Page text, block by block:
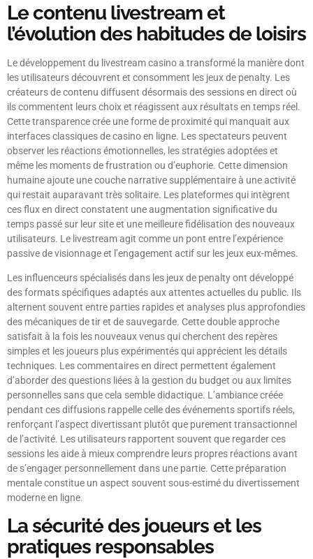
Le contenu livestream et
l’évolution des habitudes de loisirs
Le développement du livestream casino a transformé la manière dont
les utilisateurs découvrent et consomment les jeux de penalty. Les
créateurs de contenu diffusent désormais des sessions en direct où
ils commentent leurs choix et réagissent aux résultats en temps réel.
Cette transparence crée une forme de proximité qui manquait aux
interfaces classiques de casino en ligne. Les spectateurs peuvent
observer les réactions émotionnelles, les stratégies adoptées et
même les moments de frustration ou d’euphorie. Cette dimension
humaine ajoute une couche narrative supplémentaire à une activité
qui restait auparavant très solitaire. Les plateformes qui intègrent
ces flux en direct constatent une augmentation significative du
temps passé sur leur site et une meilleure fidélisation des nouveaux
utilisateurs. Le livestream agit comme un pont entre l’expérience
passive de visionnage et l’engagement actif sur les jeux eux-mêmes.
Les influenceurs spécialisés dans les jeux de penalty ont développé
des formats spécifiques adaptés aux attentes actuelles du public. Ils
alternent souvent entre parties rapides et analyses plus approfondies
des mécaniques de tir et de sauvegarde. Cette double approche
satisfait à la fois les nouveaux venus qui cherchent des repères
simples et les joueurs plus expérimentés qui apprécient les détails
techniques. Les commentaires en direct permettent également
d’aborder des questions liées à la gestion du budget ou aux limites
personnelles sans que cela semble didactique. L’ambiance créée
pendant ces diffusions rappelle celle des événements sportifs réels,
renforçant l’aspect divertissant plutôt que purement transactionnel
de l’activité. Les utilisateurs rapportent souvent que regarder ces
sessions les aide à mieux comprendre leurs propres réactions avant
de s’engager personnellement dans une partie. Cette préparation
mentale constitue un aspect souvent sous-estimé du divertissement
moderne en ligne.
La sécurité des joueurs et les
pratiques responsables